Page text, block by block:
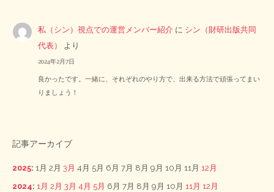
私（シン）視点での運営メンバー紹介 に シン（財研出版共同
代表）
より
2024年2月7日
良かったです。一緒に、それぞれのやり方で、出来る方法で頑張ってまい
りましょう！
記事アーカイブ
2025: 1月 2月 3月 4月 5月 6月 7月 8月 9月 10月 11月 12月
2024: 1月 2月 3月 4月 5月 6月 7月 8月 9月 10月 11月 12月